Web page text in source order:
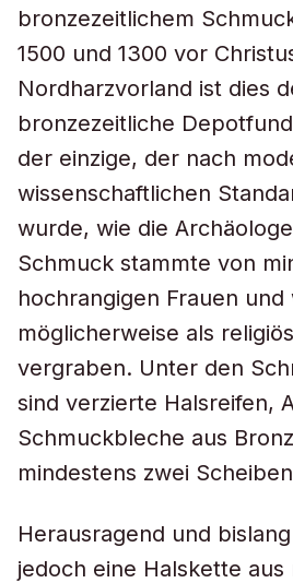
bronzezeitlichem
1500 und 1300 vor
Nordharzvorland ist dies
bronzezeitliche
der einzige, der nach
wissenschaftlichen
wurde, wie die
Schmuck stammte von
hochrangigen Frauen und
möglicherweise als
vergraben. Unter den
sind verzierte Halsreifen,
Schmuckbleche aus
mindestens zwei
Herausragend und
jedoch eine Halskette aus